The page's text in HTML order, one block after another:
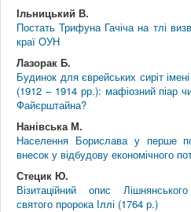
Ільницький В.
Постать Трифуна Гачіча на тлі
краї ОУН
Лазорак Б.
Будинок для єврейських сиріт
(1912 – 1914 рр.): мафіозний піар
Файєрштайна?
Нанівська М.
Населення Борислава у перше
внесок у відбудову економічного
Стецик Ю.
Візитаційний опис
святого пророка Іллі (1764 р.)